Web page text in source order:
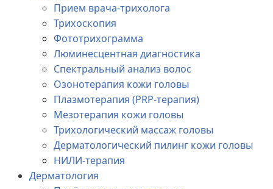
Прием врача-трихолога
Трихоскопия
Фототрихограмма
Люминесцентная диагностика
Спектральный анализ волос
Озонотерапия кожи головы
Плазмотерапия (PRP-терапия)
Мезотерапия кожи головы
Трихологический массаж головы
Дерматологический пилинг кожи головы
НИЛИ-терапия
Дерматология